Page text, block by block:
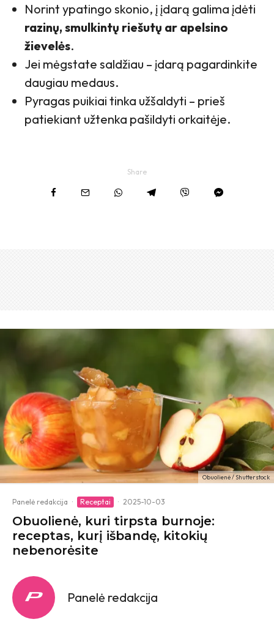
Norint ypatingo skonio, į įdarą galima įdėti
razinų, smulkintų riešutų ar apelsino
žievelės.
Jei mėgstate saldžiau – įdarą pagardinkite
daugiau medaus.
Pyragas puikiai tinka užšaldyti – prieš
patiekiant užtenka pašildyti orkaitėje.
Share
Obuolienė / Shutterstock
Panelė redakcija · Receptai · 2025-10-03
Obuolienė, kuri tirpsta burnoje:
receptas, kurį išbandę, kitokių
nebenorėsite
Panelė redakcija